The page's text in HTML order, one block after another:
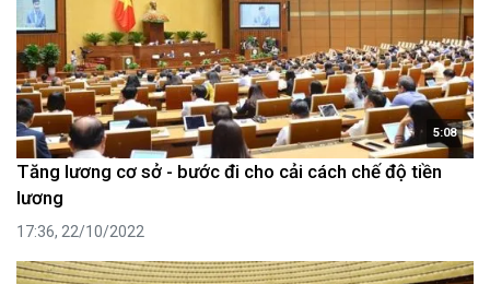
5:08
Tăng lương cơ sở - bước đi cho cải cách chế độ tiền
lương
17:36, 22/10/2022